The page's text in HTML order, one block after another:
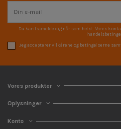
Du kan framelde dig når som helst. Vores
Jeg accepterer vilkårene og betingelserne
Vores produkter
Oplysninger
Konto